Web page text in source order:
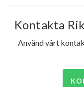
Kontakta
Använd vårt